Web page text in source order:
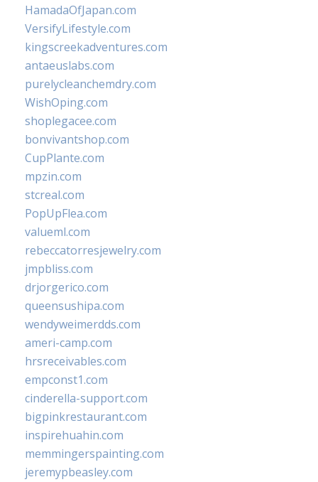
HamadaOfJapan.com
VersifyLifestyle.com
kingscreekadventures.com
antaeuslabs.com
purelycleanchemdry.com
WishOping.com
shoplegacee.com
bonvivantshop.com
CupPlante.com
mpzin.com
stcreal.com
PopUpFlea.com
valueml.com
rebeccatorresjewelry.com
jmpbliss.com
drjorgerico.com
queensushipa.com
wendyweimerdds.com
ameri-camp.com
hrsreceivables.com
empconst1.com
cinderella-support.com
bigpinkrestaurant.com
inspirehuahin.com
memmingerspainting.com
jeremypbeasley.com